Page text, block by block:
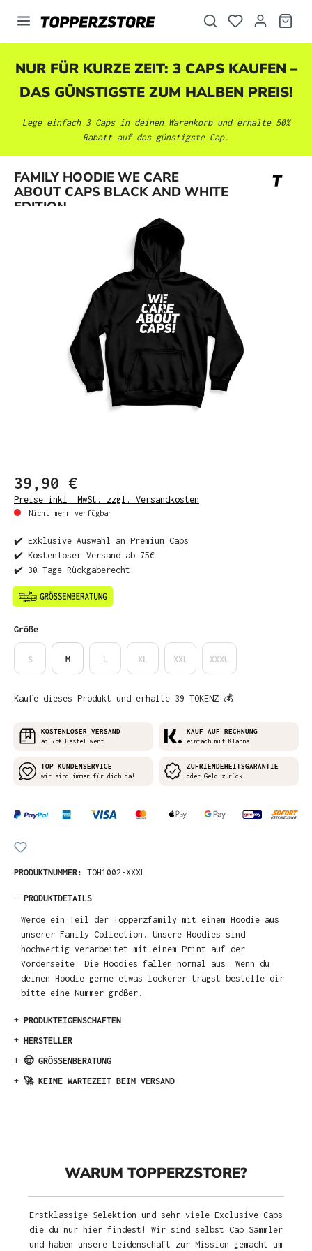
springen
NUR FÜR KURZE ZEIT: 3 CAPS KAUFEN –
DAS GÜNSTIGSTE ZUM HALBEN PREIS!
Lege einfach 3 Caps in deinen Warenkorb und erhalte 50%
Rabatt auf das günstigste Cap.
FAMILY HOODIE WE CARE
ABOUT CAPS BLACK AND WHITE
EDITION
Bildergalerie überspringen
39,90 €
Preise inkl. MwSt. zzgl. Versandkosten
Nicht mehr verfügbar
✔️ Exklusive Auswahl an Premium Caps
✔️ Kostenloser Versand ab 75€
✔️ 30 Tage Rückgaberecht
Größeauswählen
S M L XL XXL XXXL
Kaufe dieses Produkt und erhalte 39 TOKENZ 💰
KOSTENLOSER VERSAND
ab 75€ Bestellwert
KAUF AUF RECHNUNG
einfach mit Klarna
TOP KUNDENSERVICE
wir sind immer für dich da!
ZUFRIENDEHEITSGARANTIE
oder Geld zurück!
PRODUKTNUMMER: TOH1002-XXXL
- PRODUKTDETAILS
Werde ein Teil der Topperzfamily mit einem Hoodie aus
unserer Family Collection. Unsere Hoodies sind
hochwertig verarbeitet mit einem Print auf der
Vorderseite. Die Hoodies fallen normal aus. Wenn du
deinen Hoodie gerne etwas lockerer trägst bestelle dir
bitte eine Nummer größer.
+ PRODUKTEIGENSCHAFTEN
+ HERSTELLER
+ 🤠 GRÖSSENBERATUNG
+ 🚀 KEINE WARTEZEIT BEIM VERSAND
WARUM TOPPERZSTORE?
Erstklassige Selektion und sehr viele Exclusive Caps
die du nur hier findest! Wir sind selbst Cap Sammler
und haben unsere Leidenschaft zur Mission gemacht um